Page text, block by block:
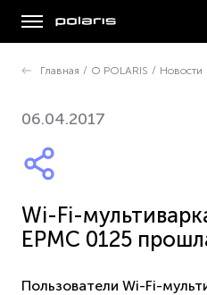
Главная / О POLARIS / Новости
06.04.2017
Wi-Fi-
EPMC 0125
Пользователи Wi-Fi-